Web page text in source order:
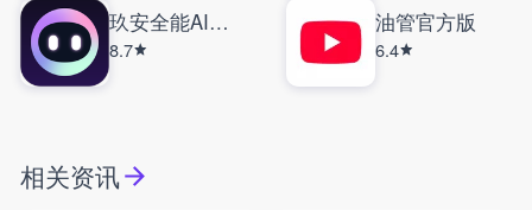
玖安全能AI助手
8.7
油管官方版
6.4
相关资讯